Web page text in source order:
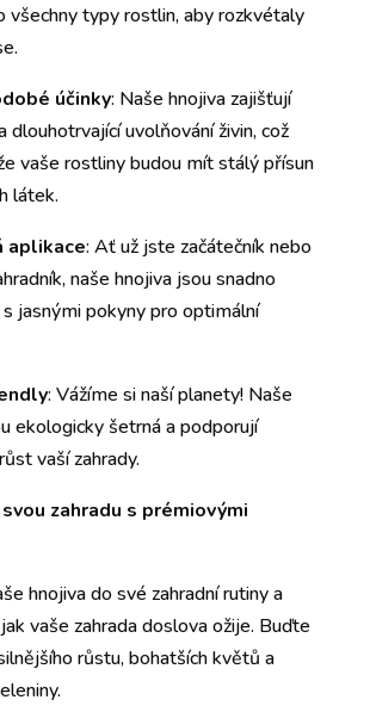
všechny typy rostlin, aby rozkvétaly
účinky: Naše hnojiva zajišťují
dlouhotrvající uvolňování živin, což
vaše rostliny budou mít stálý přísun
látek.
aplikace: Ať už jste začátečník nebo
naše hnojiva jsou snadno
jasnými pokyny pro optimální
: Vážíme si naší planety! Naše
ekologicky šetrná a podporují
vaší zahrady.
zahradu s prémiovými
hnojiva do své zahradní rutiny a
vaše zahrada doslova ožije. Buďte
růstu, bohatších květů a